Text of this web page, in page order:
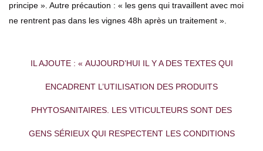
principe ». Autre précaution : « les gens qui travaillent avec moi
ne rentrent pas dans les vignes 48h après un traitement ».
IL AJOUTE : « AUJOURD’HUI IL Y A DES TEXTES QUI
ENCADRENT L’UTILISATION DES PRODUITS
PHYTOSANITAIRES. LES VITICULTEURS SONT DES
GENS SÉRIEUX QUI RESPECTENT LES CONDITIONS